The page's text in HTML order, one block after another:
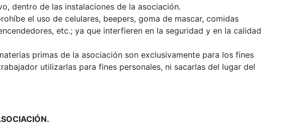
dentro de las instalaciones de la asociación.
el uso de celulares, beepers, goma de mascar, comidas
etc.; ya que interfieren en la seguridad y en la calidad
primas de la asociación son exclusivamente para los fines
utilizarlas para fines personales, ni sacarlas del lugar del